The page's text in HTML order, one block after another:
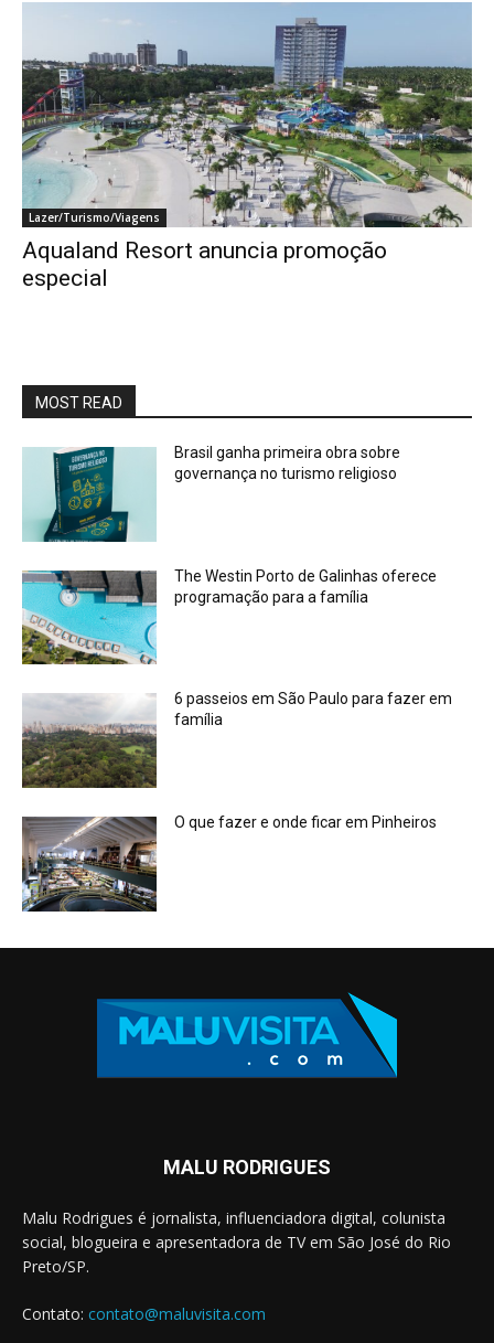
Lazer/Turismo/Viagens
Aqualand Resort anuncia promoção
especial
MOST READ
Brasil ganha primeira obra sobre
governança no turismo religioso
The Westin Porto de Galinhas oferece
programação para a família
6 passeios em São Paulo para fazer em
família
O que fazer e onde ficar em Pinheiros
MALU RODRIGUES
Malu Rodrigues é jornalista, influenciadora digital, colunista
social, blogueira e apresentadora de TV em São José do Rio
Preto/SP.
Contato: contato@maluvisita.com